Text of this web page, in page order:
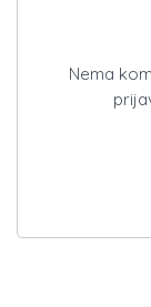
Nema